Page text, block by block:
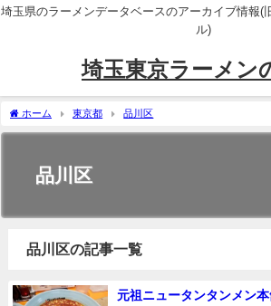
埼玉県のラーメンデータベースのアーカイブ情報(
ル)
埼玉東京ラーメン
ホーム 東京都 品川区
品川区
品川区の記事一覧
元祖ニュータンタンメン